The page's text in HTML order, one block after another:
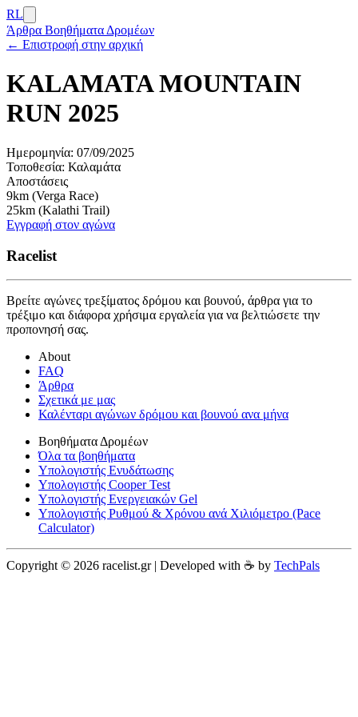
RL
Άρθρα Βοηθήματα Δρομέων
← Επιστροφή στην αρχική
KALAMATA MOUNTAIN
RUN 2025
Ημερομηνία: 07/09/2025
Τοποθεσία: Καλαμάτα
Αποστάσεις
9km (Verga Race)
25km (Kalathi Trail)
Εγγραφή στον αγώνα
Racelist
Βρείτε αγώνες τρεξίματος δρόμου και βουνού, άρθρα για το
τρέξιμο και διάφορα χρήσιμα εργαλεία για να βελτιώσετε την
προπονησή σας.
About
FAQ
Άρθρα
Σχετικά με μας
Καλένταρι αγώνων δρόμου και βουνού ανα μήνα
Βοηθήματα Δρομέων
Όλα τα βοηθήματα
Υπολογιστής Ενυδάτωσης
Υπολογιστής Cooper Test
Υπολογιστής Ενεργειακών Gel
Υπολογιστής Ρυθμού & Χρόνου ανά Χιλιόμετρο (Pace
Calculator)
Copyright © 2026 racelist.gr | Developed with ☕️ by TechPals